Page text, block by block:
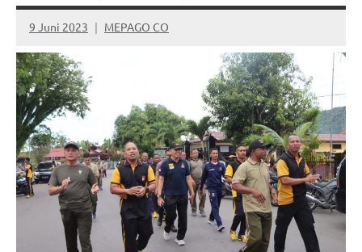
9 Juni 2023 MEPAGO CO
No
comments